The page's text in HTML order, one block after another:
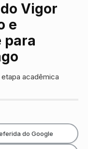
Vigor
e
para
acadêmica
do Google